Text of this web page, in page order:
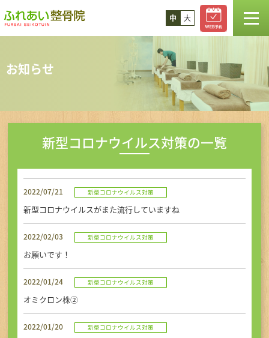
中 大
お知らせ
新型コロナウイルス対策の一覧
2022/07/21 新型コロナウイルス対策
新型コロナウイルスがまた流行していますね
2022/02/03 新型コロナウイルス対策
お願いです！
2022/01/24 新型コロナウイルス対策
オミクロン株②
2022/01/20 新型コロナウイルス対策
料金
アクセス